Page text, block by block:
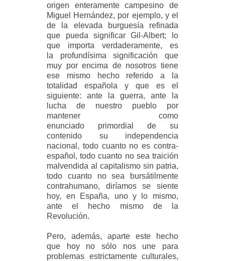
origen enteramente campesino de
Miguel Hernández, por ejemplo, y el
de la elevada burguesía refinada
que pueda significar Gil-Albert; lo
que importa verdaderamente, es
la profundísima significación que
muy por encima de nosotros tiene
ese mismo hecho referido a la
totalidad española y que es el
siguiente: ante la guerra, ante la
lucha de nuestro pueblo por
mantener como
enunciado primordial de su
contenido su independencia
nacional, todo cuanto no es contra-
español, todo cuanto no sea traición
malvendida al capitalismo sin patria,
todo cuanto no sea bursátilmente
contrahumano, diríamos se siente
hoy, en España, uno y lo mismo,
ante el hecho mismo de la
Revolución.
Pero, además, aparte este hecho
que hoy no sólo nos une para
problemas estrictamente culturales,